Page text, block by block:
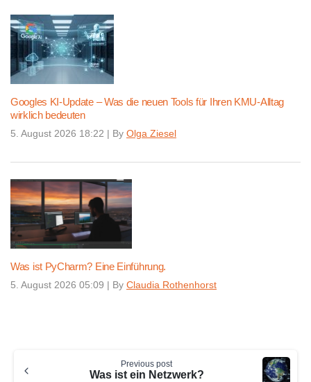
Googles KI-Update – Was die neuen Tools für Ihren KMU-Alltag
wirklich bedeuten
5. August 2026 18:22 | By Olga Ziesel
Was ist PyCharm? Eine Einführung.
5. August 2026 05:09 | By Claudia Rothenhorst
Reading
Previous post
Was ist ein Netzwerk?